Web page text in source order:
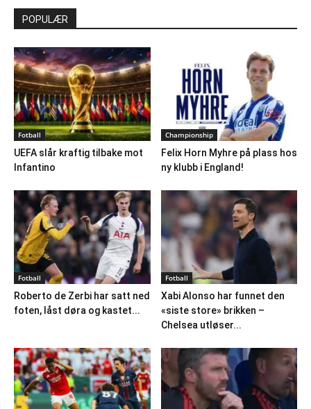
POPULÆR
Fotball
UEFA slår kraftig tilbake mot
Infantino
Championship
Felix Horn Myhre på plass hos
ny klubb i England!
Fotball
Roberto de Zerbi har satt ned
foten, låst døra og kastet...
Fotball
Xabi Alonso har funnet den
«siste store» brikken –
Chelsea utløser...